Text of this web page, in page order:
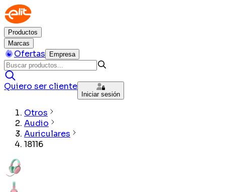
Productos
Marcas
Ofertas Empresa
Quiero ser cliente
Iniciar sesión
Otros
Audio
Auriculares
18116